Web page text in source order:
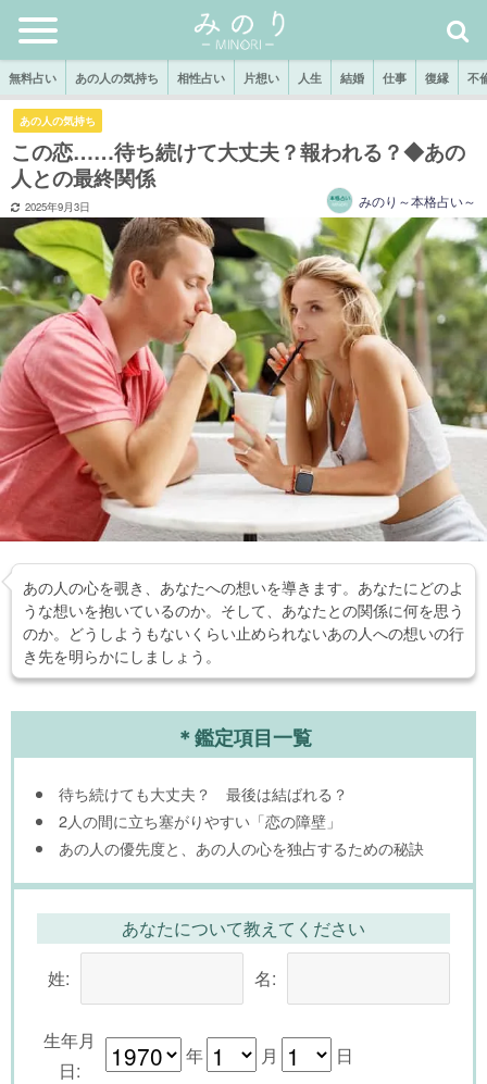
無料占い あの人の気持ち 相性占い 片想い 人生 結婚 仕事 復縁 不
あの人の気持ち
この恋……待ち続けて大丈夫？報われる？◆あの
人との最終関係
2025年9月3日 みのり～本格占い～
あの人の心を覗き、あなたへの想いを導きます。あなたにどのよ
うな想いを抱いているのか。そして、あなたとの関係に何を思う
のか。どうしようもないくらい止められないあの人への想いの行
き先を明らかにしましょう。
＊鑑定項目一覧
待ち続けても大丈夫？ 最後は結ばれる？
2人の間に立ち塞がりやすい「恋の障壁」
あの人の優先度と、あの人の心を独占するための秘訣
あなたについて教えてください
姓:
名:
生年月
日:
年 月 日